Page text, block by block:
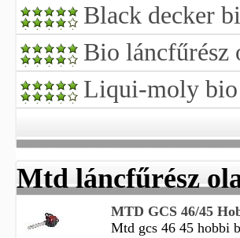
Black decker
Bio láncfűrész
Liqui-moly bio
Mtd láncfűrész
MTD GCS 46/45
Mtd gcs 46 45 hobbi